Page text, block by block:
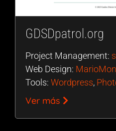
GDSDpatrol.org
Project Management:
Web Design:
Tools: Wordpress,
Ver más